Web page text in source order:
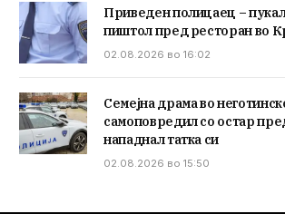
Приведен полицаец –
пиштол пред ресторан во
02.08.2026 во 16:02
Семејна драма во
самоповредил со остар
нападнал татка си
02.08.2026 во 15:50